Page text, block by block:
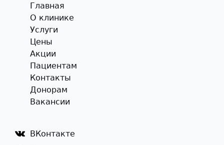
Главная
О клинике
Услуги
Цены
Акции
Пациентам
Контакты
Донорам
Вакансии
ВКонтакте